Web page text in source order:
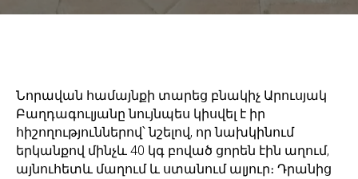
Նորավան համայնքի տարեց բնակիչ Արուսյակ
Բաղդագուլյանը նույնպես կիսվել է իր
հիշողություններով՝ նշելով, որ նախկինում
երկանքով մինչև 40 կգ բոված ցորեն էին աղում,
այնուհետև մաղում և ստանում ալյուր։ Դրանից